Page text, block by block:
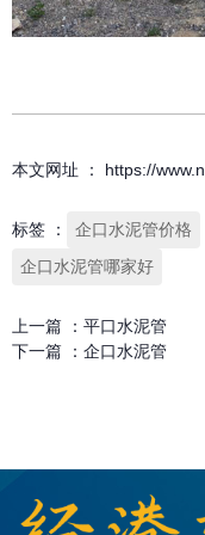
本文网址 ： https://
标签 ： 企口水泥管价格
企口水泥管哪家好
上一篇 ： 平口水泥管
下一篇 ： 企口水泥管